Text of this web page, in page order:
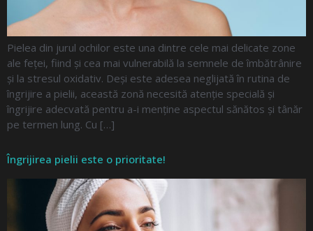
Pielea din jurul ochilor este una dintre cele mai delicate zone
ale feței, fiind și cea mai vulnerabilă la semnele de îmbătrânire
și la stresul oxidativ. Deși este adesea neglijată în rutina de
îngrijire a pielii, această zonă necesită atenție specială și
îngrijire adecvată pentru a-i menține aspectul sănătos și tânăr
pe termen lung. Cu […]
Îngrijirea pielii este o prioritate!